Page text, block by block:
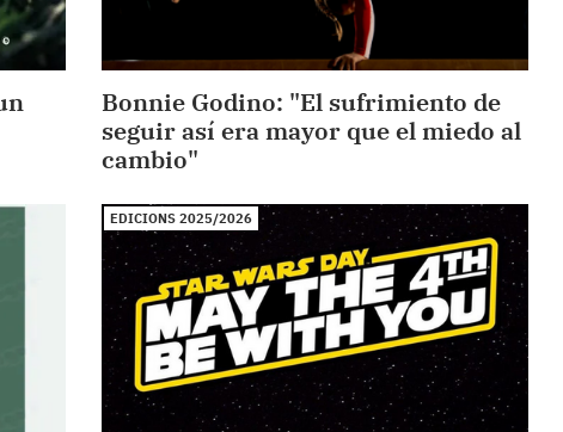
Bonnie Godino: "El sufrimiento de
seguir así era mayor que el miedo al
cambio"
EDICIONS 2025/2026